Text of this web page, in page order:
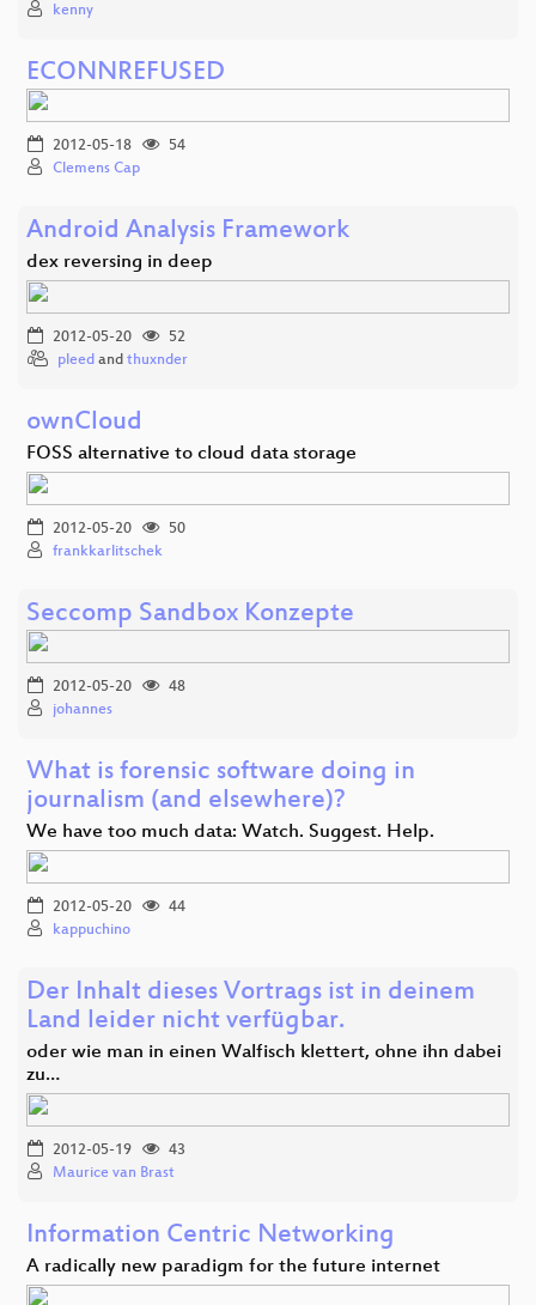
kenny
ECONNREFUSED
2012-05-18
54
Clemens Cap
Android Analysis Framework
dex reversing in deep
2012-05-20
52
pleed and thuxnder
ownCloud
FOSS alternative to cloud data storage
2012-05-20
50
frankkarlitschek
Seccomp Sandbox Konzepte
2012-05-20
48
johannes
What is forensic software doing in
journalism (and elsewhere)?
We have too much data: Watch. Suggest. Help.
2012-05-20
44
kappuchino
Der Inhalt dieses Vortrags ist in deinem
Land leider nicht verfügbar.
oder wie man in einen Walfisch klettert, ohne ihn dabei
zu…
2012-05-19
43
Maurice van Brast
Information Centric Networking
A radically new paradigm for the future internet